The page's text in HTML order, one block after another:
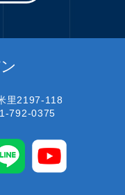
里2197-118
792-0375